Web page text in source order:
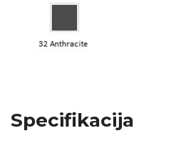
Specifikacija